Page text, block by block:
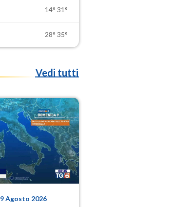
14° 31°
28° 35°
Vedi tutti
9 Agosto 2026